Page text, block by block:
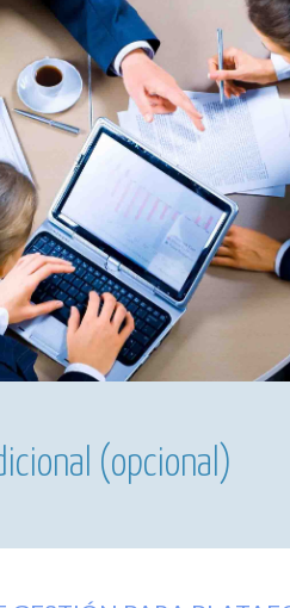
(opcional)